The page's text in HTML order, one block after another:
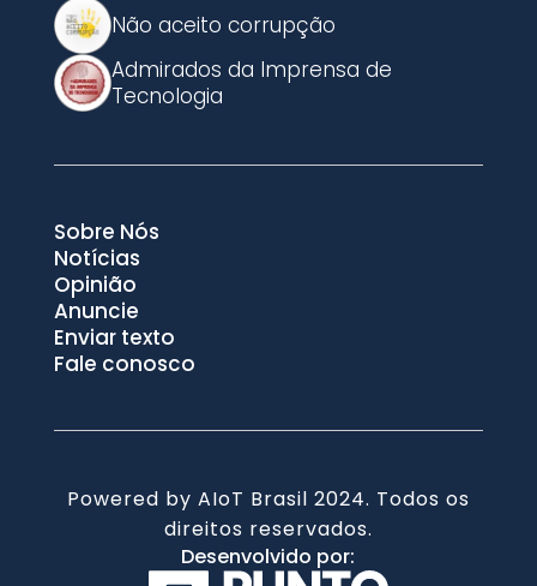
Não aceito corrupção
Admirados da Imprensa de
Tecnologia
Sobre Nós
Notícias
Opinião
Anuncie
Enviar texto
Fale conosco
Powered by AIoT Brasil 2024. Todos os
direitos reservados.
Desenvolvido por: